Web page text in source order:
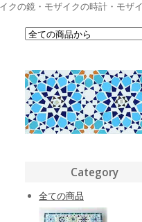
クの鏡・モザイクの時計・モザ
Category
全ての商品